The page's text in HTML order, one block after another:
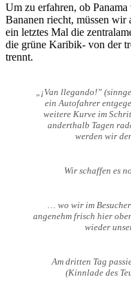
Um zu erfahren, ob
Bananen riecht, müssen
ein letztes Mal die
die grüne Karibik- von der
trennt.
„¡Van llegando!”
ein Autofahrer
weitere Kurve im
anderthalb Tagen
werden wir
Wir schaffen es
… wo wir im
angenehm frisch hier
wieder
Am dritten Tag
(Kinnlade des